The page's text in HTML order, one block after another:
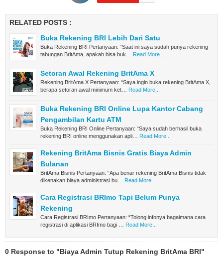
RELATED POSTS :
Buka Rekening BRI Lebih Dari Satu
Buka Rekening BRI Pertanyaan: “Saat ini saya sudah punya rekening
tabungan BritAma, apakah bisa buk…
Read More...
Setoran Awal Rekening BritAma X
Rekening BritAma X Pertanyaan: “Saya ingin buka rekening BritAma X,
berapa setoran awal minimum ket…
Read More...
Buka Rekening BRI Online Lupa Kantor Cabang
Pengambilan Kartu ATM
Buka Rekening BRI Online Pertanyaan: “Saya sudah berhasil buka
rekening BRI online menggunakan apli…
Read More...
Rekening BritAma Bisnis Gratis Biaya Admin
Bulanan
BritAma Bisnis Pertanyaan: “Apa benar rekening BritAma Bisnis tidak
dikenakan biaya administrasi bu…
Read More...
Cara Registrasi BRImo Tapi Belum Punya
Rekening
Cara Registrasi BRImo Pertanyaan: “Tolong infonya bagaimana cara
registrasi di aplikasi BRImo bagi …
Read More...
0 Response to "Biaya Admin Tutup Rekening BritAma BRI"